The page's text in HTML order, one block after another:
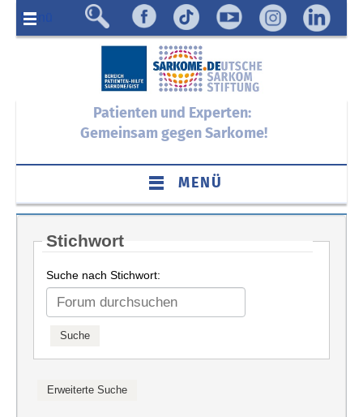
Menü
Patienten und Experten:
Gemeinsam gegen Sarkome!
MENÜ
Stichwort
Suche nach Stichwort: